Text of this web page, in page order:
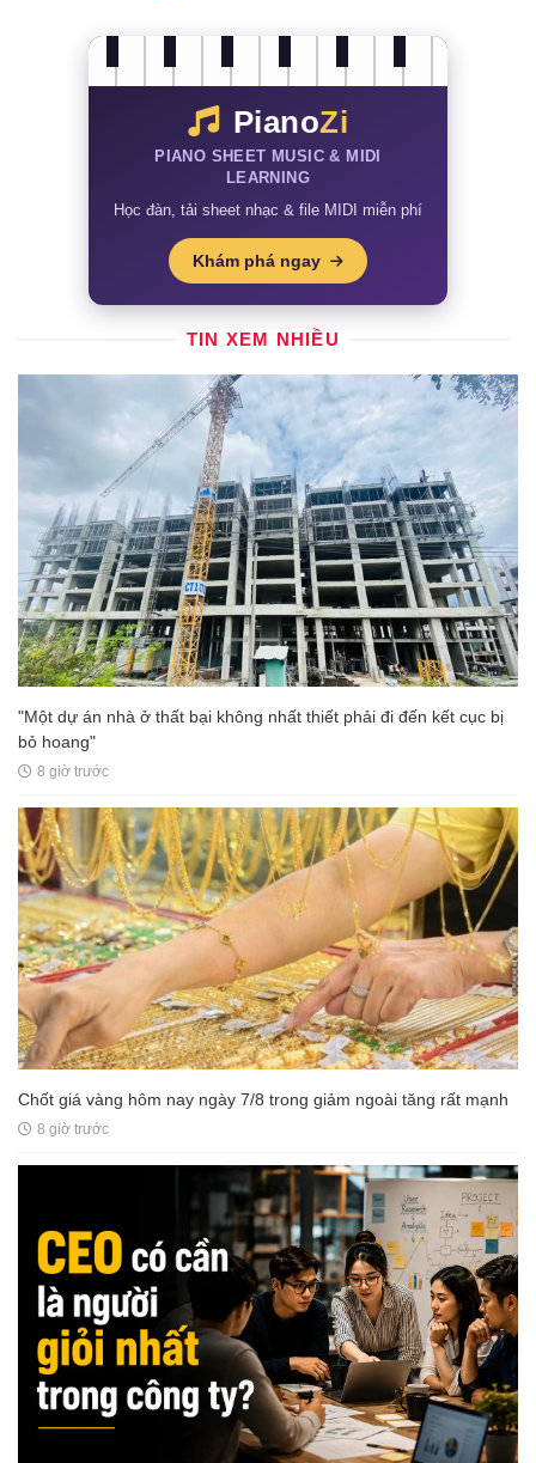
PianoZi
PIANO SHEET MUSIC & MIDI
LEARNING
Học đàn, tải sheet nhạc & file MIDI miễn phí
Khám phá ngay
TIN XEM NHIỀU
"Một dự án nhà ở thất bại không nhất thiết phải đi đến kết cục bị
bỏ hoang"
8 giờ trước
Chốt giá vàng hôm nay ngày 7/8 trong giảm ngoài tăng rất mạnh
8 giờ trước